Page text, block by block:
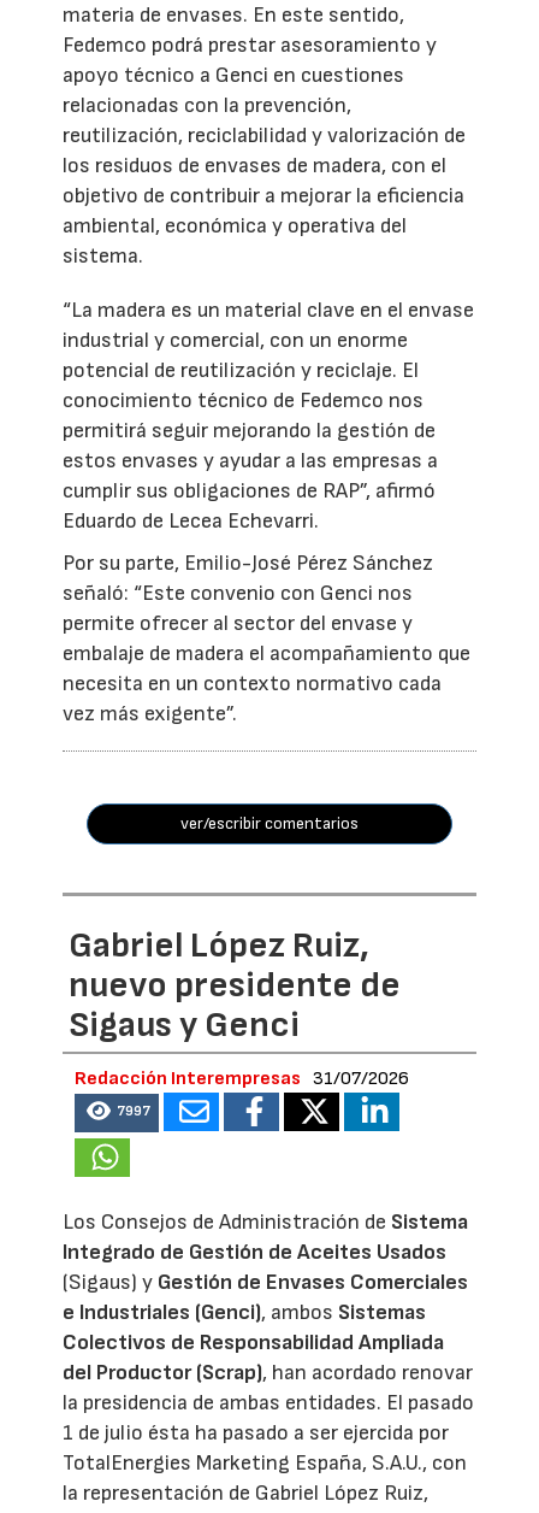
materia de envases. En este sentido,
Fedemco podrá prestar asesoramiento y
apoyo técnico a Genci en cuestiones
relacionadas con la prevención,
reutilización, reciclabilidad y valorización de
los residuos de envases de madera, con el
objetivo de contribuir a mejorar la eficiencia
ambiental, económica y operativa del
sistema.
“La madera es un material clave en el envase
industrial y comercial, con un enorme
potencial de reutilización y reciclaje. El
conocimiento técnico de Fedemco nos
permitirá seguir mejorando la gestión de
estos envases y ayudar a las empresas a
cumplir sus obligaciones de RAP”, afirmó
Eduardo de Lecea Echevarri.
Por su parte, Emilio-José Pérez Sánchez
señaló: “Este convenio con Genci nos
permite ofrecer al sector del envase y
embalaje de madera el acompañamiento que
necesita en un contexto normativo cada
vez más exigente”.
ver/escribir comentarios
Gabriel López Ruiz,
nuevo presidente de
Sigaus y Genci
Redacción Interempresas 31/07/2026
7997
Los Consejos de Administración de Sistema
Integrado de Gestión de Aceites Usados
(Sigaus) y Gestión de Envases Comerciales
e Industriales (Genci), ambos Sistemas
Colectivos de Responsabilidad Ampliada
del Productor (Scrap), han acordado renovar
la presidencia de ambas entidades. El pasado
1 de julio ésta ha pasado a ser ejercida por
TotalEnergies Marketing España, S.A.U., con
la representación de Gabriel López Ruiz,